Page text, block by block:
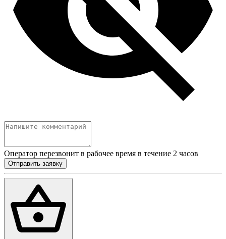
Оператор перезвонит в рабочее время в течение 2 часов
Отправить заявку